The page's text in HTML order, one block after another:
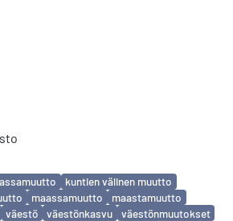
kuntien välinen muutto
maassamuutto
maastamuutto
väestö väestönkasvu
väestönmuutokset